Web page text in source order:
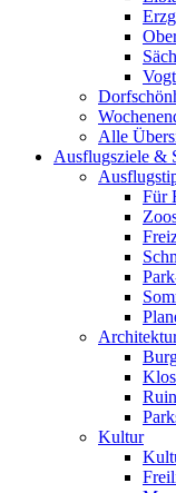
Alle
Ausflugsziele &
Für
Kultur